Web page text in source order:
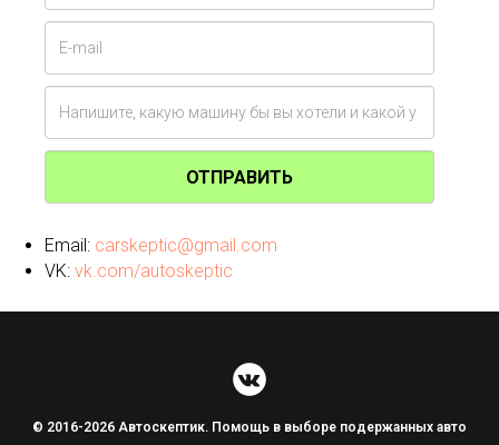
ОТПРАВИТЬ
Email: carskeptic@gmail.com
VK: vk.com/autoskeptic
© 2016-2026 Автоскептик. Помощь в выборе подержанных авто